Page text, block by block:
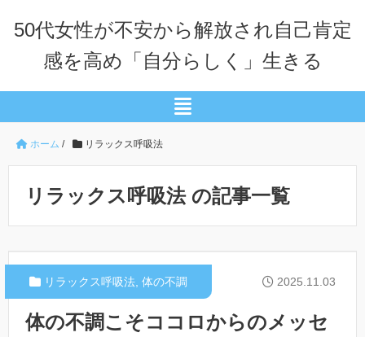
50代女性が不安から解放され自己肯定
感を高め「自分らしく」生きる
ホーム / リラックス呼吸法
リラックス呼吸法 の記事一覧
2025.11.03
リラックス呼吸法 体の不調
体の不調こそココロからのメッセ